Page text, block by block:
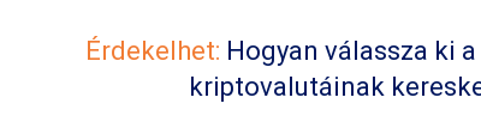
Érdekelhet: Hogyan válassza ki
kriptovalutáinak